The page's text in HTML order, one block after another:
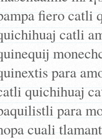
fiero catli
catli
para
quichihuaj
para
cuali